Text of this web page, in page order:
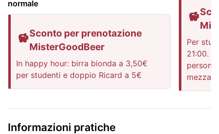
normale
Sconto per prenotazione
MisterGoodBeer
In happy hour: birra bionda a 3,50€
per studenti e doppio Ricard a 5€
Per
21:00.
Informazioni pratiche